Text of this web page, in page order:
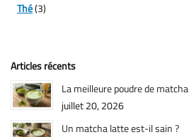
Thé(3)
Articles récents
La meilleure poudre de
juillet 20, 2026
Un matcha latte est-il sain ?